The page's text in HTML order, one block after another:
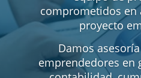
comprometidos en
proyecto
Damos
emprendedores en